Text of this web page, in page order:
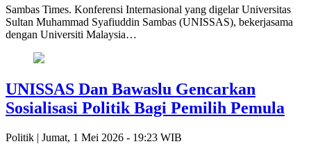
Sambas Times. Konferensi Internasional yang digelar Universitas
Sultan Muhammad Syafiuddin Sambas (UNISSAS), bekerjasama
dengan Universiti Malaysia…
UNISSAS Dan Bawaslu Gencarkan
Sosialisasi Politik Bagi Pemilih Pemula
Politik | Jumat, 1 Mei 2026 - 19:23 WIB